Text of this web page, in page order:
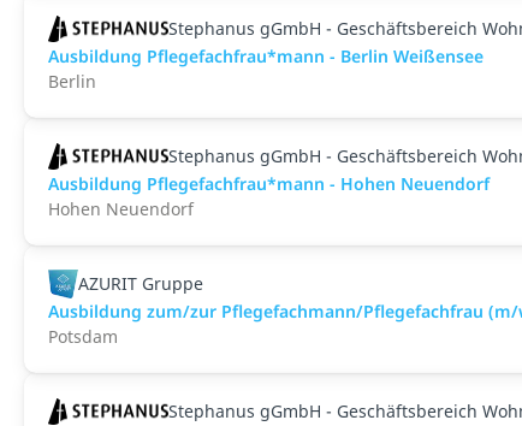
Stephanus gGmbH - Geschäftsbereich
Ausbildung Pflegefachfrau*mann - Berlin Weißensee
Berlin
Stephanus gGmbH - Geschäftsbereich
Ausbildung Pflegefachfrau*mann - Hohen Neuendorf
Hohen Neuendorf
AZURIT Gruppe
Ausbildung zum/zur Pflegefachmann/Pflegefachfrau
Potsdam
Stephanus gGmbH - Geschäftsbereich